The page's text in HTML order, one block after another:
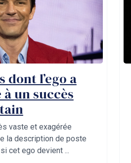
dont l’ego a
un succès
vaste et exagérée
la description de poste
cet ego devient ...